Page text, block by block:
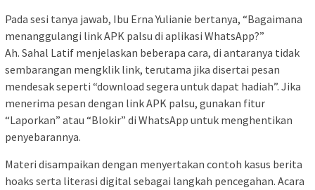
Pada sesi tanya jawab, Ibu Erna Yulianie bertanya, “Bagaimana
menanggulangi link APK palsu di aplikasi WhatsApp?”
Ah. Sahal Latif menjelaskan beberapa cara, di antaranya tidak
sembarangan mengklik link, terutama jika disertai pesan
mendesak seperti “download segera untuk dapat hadiah”. Jika
menerima pesan dengan link APK palsu, gunakan fitur
“Laporkan” atau “Blokir” di WhatsApp untuk menghentikan
penyebarannya.
Materi disampaikan dengan menyertakan contoh kasus berita
hoaks serta literasi digital sebagai langkah pencegahan. Acara